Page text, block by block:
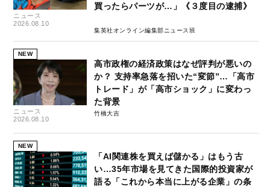
ニュース
2026.08.10
買ったらパーツが…」《３度目の逮捕》
集英社オンライン編集部ニュース班
NEW
ニュース
2026.08.10
高市政権の経済政策はなぜ評判が悪いの
か？ 支持率急落を招いた“変節”…「高市
トレード」が「高市ショック」に変わっ
た背景
竹橋大吉
NEW
「AI関連株を買えば儲かる」はもう古
い…35年市場を見てきた国際的投資家が
語る「これから本当に上がる企業」の条